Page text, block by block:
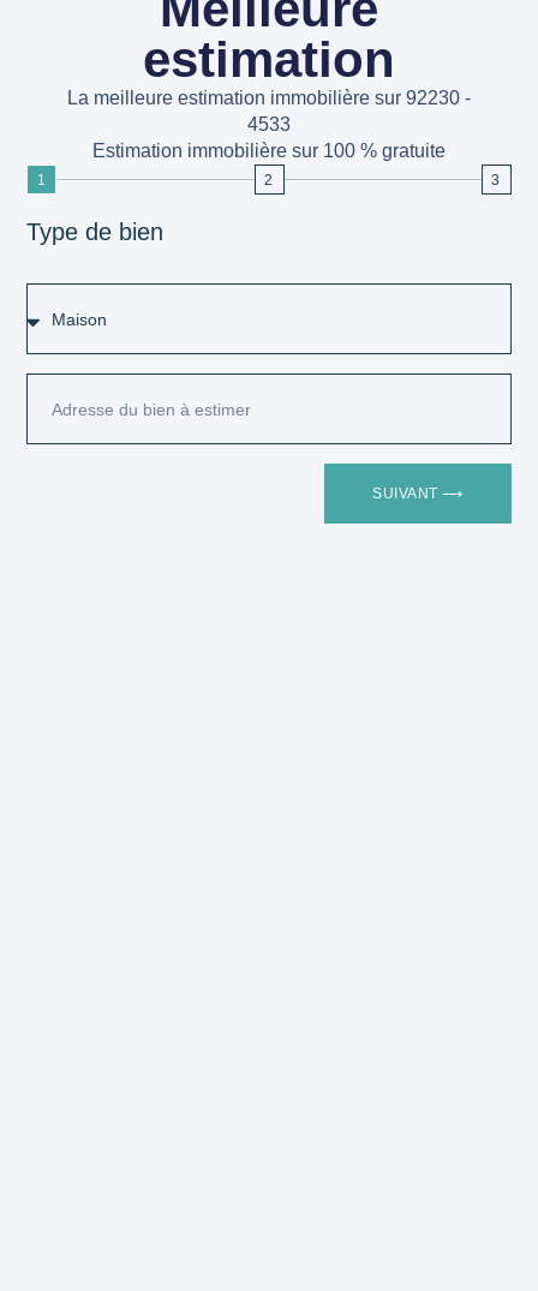
estimation
La meilleure estimation immobilière sur 92230 -
4533
Estimation immobilière sur 100 % gratuite
1 2 3
Type de bien
SUIVANT ⟶